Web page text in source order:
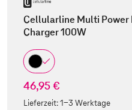
Cellularline Multi Power
Charger 100W
46,95 €
Lieferzeit:1-3 Werktage